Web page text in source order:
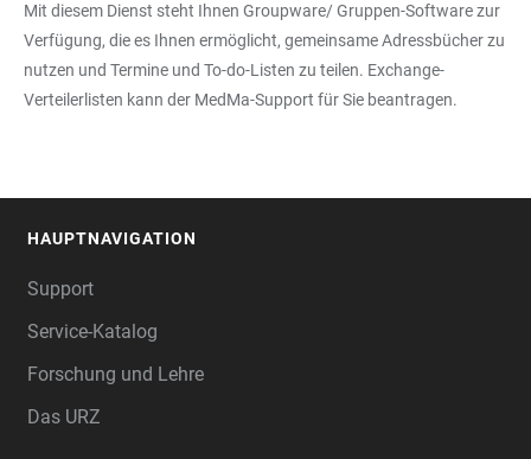
Mit diesem Dienst steht Ihnen Groupware/ Gruppen-Software zur
Verfügung, die es Ihnen ermöglicht, gemeinsame Adressbücher zu
nutzen und Termine und To-do-Listen zu teilen. Exchange-
Verteilerlisten kann der MedMa-Support für Sie beantragen.
HAUPTNAVIGATION
Support
Service-Katalog
Forschung und Lehre
Das URZ